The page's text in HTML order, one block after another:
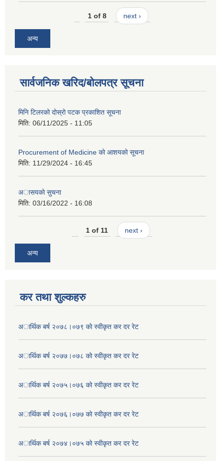
1 of 8 next ›
अन्य
सार्वजनिक खरिद/बोलपत्र सूचना
मिनि टिलरको दोस्रो पटक प्रकाशित सूचना
मिति: 06/11/2025 - 11:05
Procurement of Medicine को आशयको सूचना
मिति: 11/29/2024 - 16:45
अासयकाे सुचना
मिति: 03/16/2022 - 16:08
1 of 11 next ›
अन्य
कर तथा शुल्कहरु
अार्थिक बर्ष २०७८।०७९ काे स्वीकृत कर दर रेट
अार्थिक बर्ष २०७७।०७८ काे स्वीकृत कर दर रेट
अार्थिक बर्ष २०७५।०७६ काे स्वीकृत कर दर रेट
अार्थिक बर्ष २०७६।०७७ काे स्वीकृत कर दर रेट
अार्थिक बर्ष २०७४।०७५ काे स्वीकृत कर दर रेट